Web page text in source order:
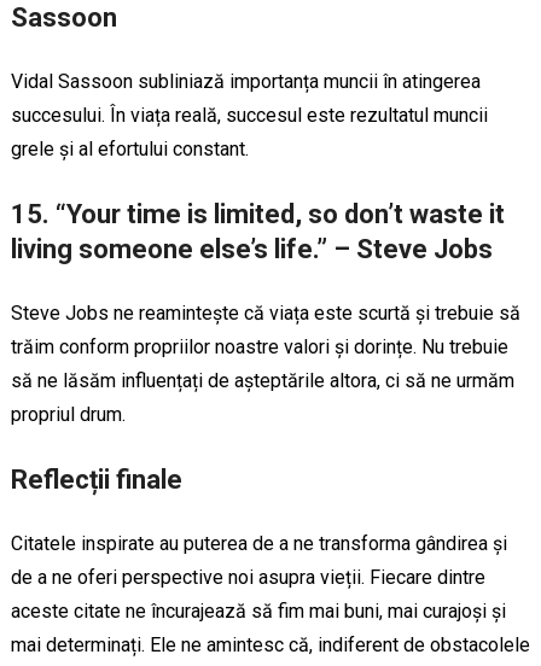
Sassoon
Vidal Sassoon subliniază importanța muncii în atingerea
succesului. În viața reală, succesul este rezultatul muncii
grele și al efortului constant.
15. “Your time is limited, so don’t waste it
living someone else’s life.” – Steve Jobs
Steve Jobs ne reamintește că viața este scurtă și trebuie să
trăim conform propriilor noastre valori și dorințe. Nu trebuie
să ne lăsăm influențați de așteptările altora, ci să ne urmăm
propriul drum.
Reflecții finale
Citatele inspirate au puterea de a ne transforma gândirea și
de a ne oferi perspective noi asupra vieții. Fiecare dintre
aceste citate ne încurajează să fim mai buni, mai curajoși și
mai determinați. Ele ne amintesc că, indiferent de obstacolele